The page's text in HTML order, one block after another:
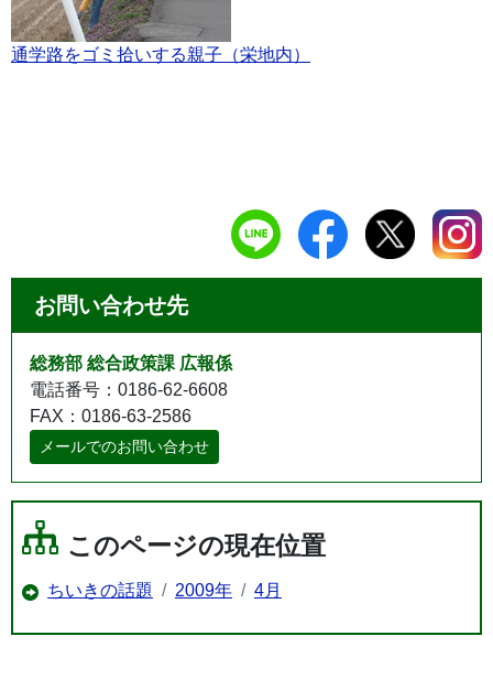
通学路をゴミ拾いする親子（栄地内）
お問い合わせ先
総務部 総合政策課 広報係
電話番号：0186-62-6608
FAX：0186-63-2586
メールでのお問い合わせ
このページの現在位置
ちいきの話題 2009年 4月